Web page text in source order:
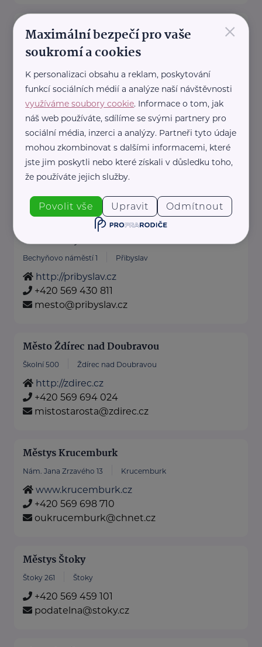
Město Chotěboř
Trčků z Lípy 69 Chotěboř
+420 569 641 107
pecovatelskasluzba@chotebor.cz
Město Ledeč nad Sázavou
Husovo náměstí 7 Ledeč nad Sázavou
http://ledecns.cz
+420 569 729 510
podatelna@ledecns.cz
Město Přibyslav
Bechyňovo náměstí 1 Přibyslav
http://pribyslav.cz
+420 569 430 811
mesto@pribyslav.cz
Město Ždírec nad Doubravou
Školní 500 Ždírec nad Doubravou
http://zdirec.cz
+420 569 694 024
mistostarosta@zdirec.cz
Městys Krucemburk
Nám. Jana Zrzavého 13 Krucemburk
www.krucemburk.cz
+420 569 698 710
oukrucemburk@chnet.cz
Městys Štoky
Štoky 261 Štoky
+420 569 459 101
podatelna@stoky.cz
×
Maximální bezpečí pro vaše
soukromí a cookies
K personalizaci obsahu a reklam, poskytování
funkcí sociálních médií a analýze naší návštěvnosti
využíváme soubory cookie. Informace o tom, jak
náš web používáte, sdílíme se svými partnery pro
sociální média, inzerci a analýzy. Partneři tyto údaje
mohou zkombinovat s dalšími informacemi, které
jste jim poskytli nebo které získali v důsledku toho,
že používáte jejich služby.
Povolit vše Upravit Odmítnout